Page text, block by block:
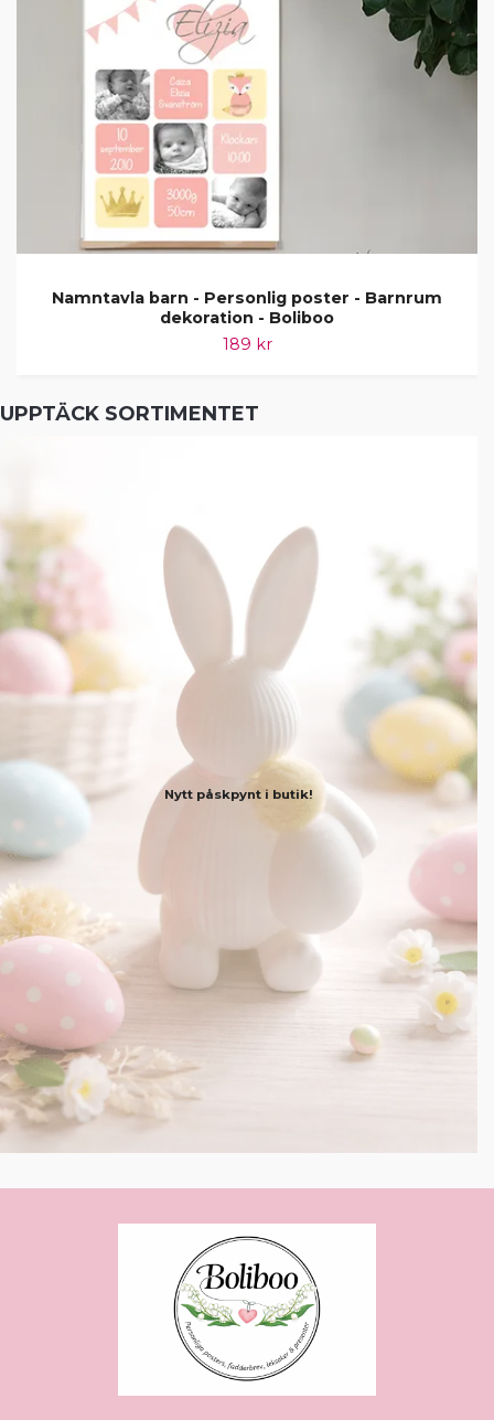
UPPTÄCK SORTIMENTET
Nytt påskpynt i butik!
Namntavla barn - Personlig poster - Barnrum
dekoration - Boliboo
189 kr